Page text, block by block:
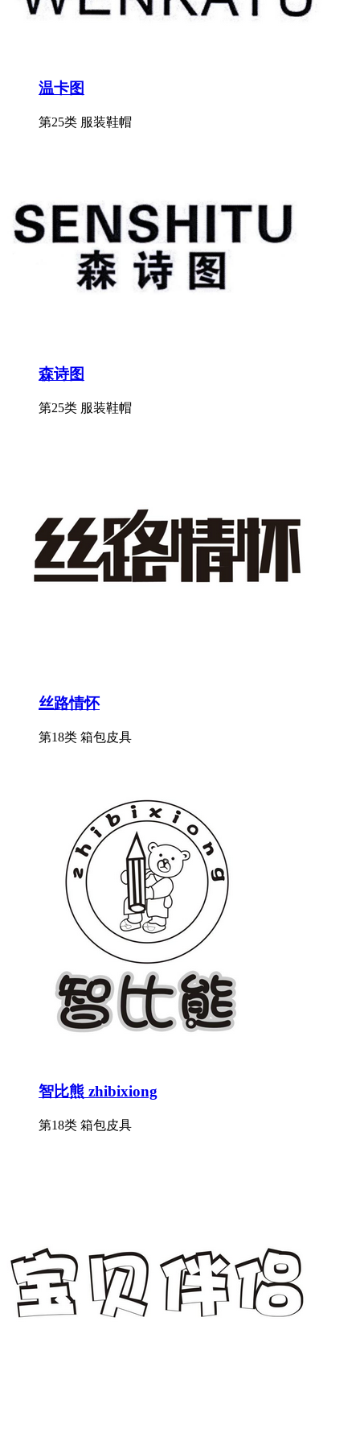
温卡图
第25类 服装鞋帽
森诗图
第25类 服装鞋帽
丝路情怀
第18类 箱包皮具
智比熊 zhibixiong
第18类 箱包皮具